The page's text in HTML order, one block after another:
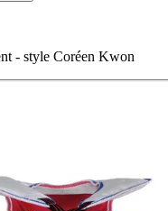
- style Coréen Kwon